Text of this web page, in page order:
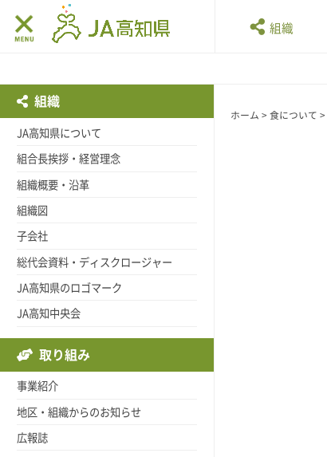
組織
ホーム > 食について >
組織
JA高知県について
組合長挨拶・経営理念
組織概要・沿革
組織図
子会社
総代会資料・ディスクロージャー
JA高知県のロゴマーク
JA高知中央会
取り組み
事業紹介
地区・組織からのお知らせ
広報誌